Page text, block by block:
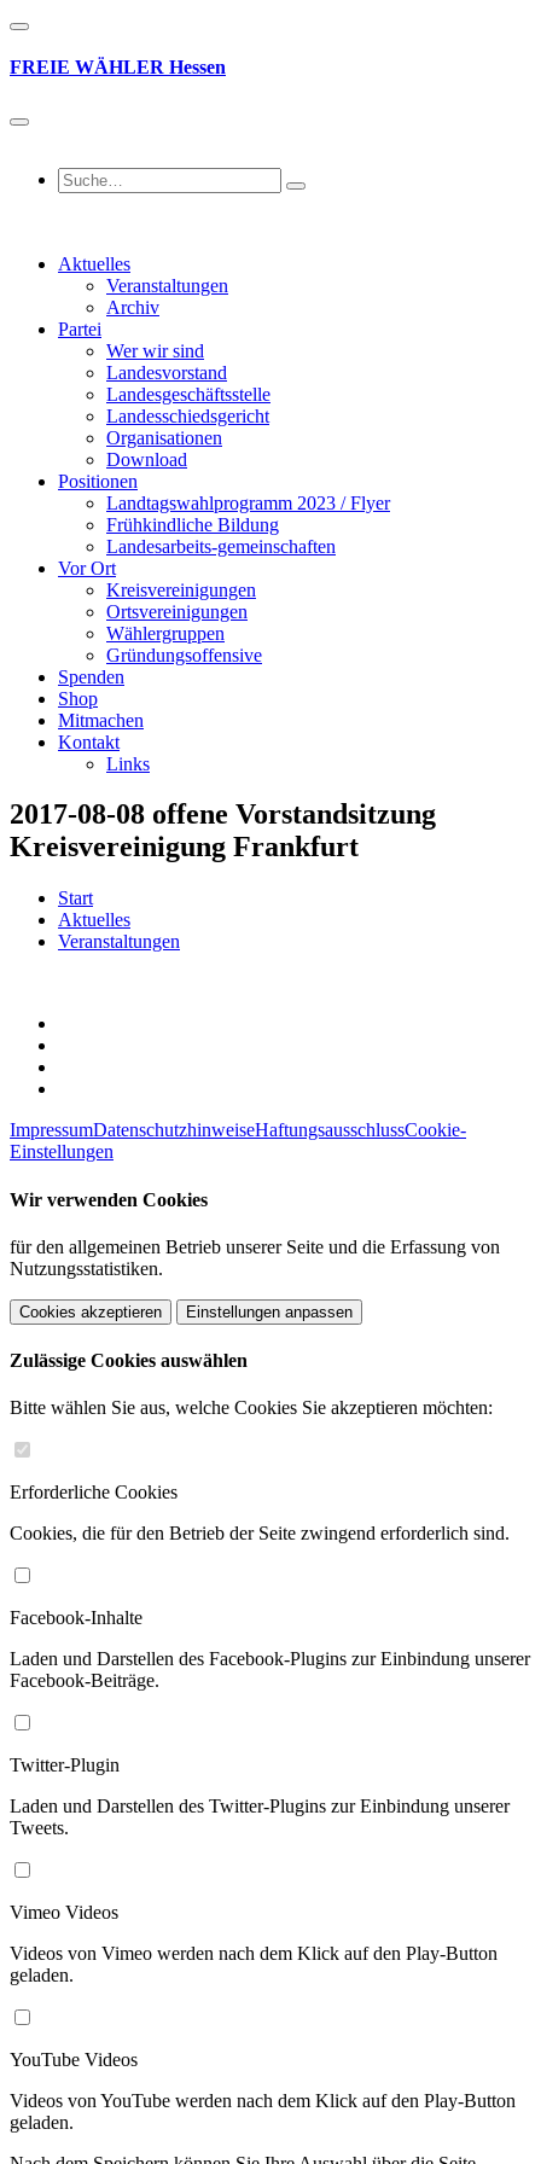
FREIE WÄHLER Hessen
Aktuelles
Veranstaltungen
Archiv
Partei
Wer wir sind
Landesvorstand
Landesgeschäftsstelle
Landesschiedsgericht
Organisationen
Download
Positionen
Landtagswahlprogramm 2023 / Flyer
Frühkindliche Bildung
Landesarbeits-gemeinschaften
Vor Ort
Kreisvereinigungen
Ortsvereinigungen
Wählergruppen
Gründungsoffensive
Spenden
Shop
Mitmachen
Kontakt
Links
2017-08-08 offene Vorstandsitzung
Kreisvereinigung Frankfurt
Start
Aktuelles
Veranstaltungen
ImpressumDatenschutzhinweiseHaftungsausschlussCookie-
Einstellungen
Wir verwenden Cookies
für den allgemeinen Betrieb unserer Seite und die Erfassung von
Nutzungsstatistiken.
Cookies akzeptieren Einstellungen anpassen
Zulässige Cookies auswählen
Bitte wählen Sie aus, welche Cookies Sie akzeptieren möchten:
Erforderliche Cookies
Cookies, die für den Betrieb der Seite zwingend erforderlich sind.
Facebook-Inhalte
Laden und Darstellen des Facebook-Plugins zur Einbindung unserer
Facebook-Beiträge.
Twitter-Plugin
Laden und Darstellen des Twitter-Plugins zur Einbindung unserer
Tweets.
Vimeo Videos
Videos von Vimeo werden nach dem Klick auf den Play-Button
geladen.
YouTube Videos
Videos von YouTube werden nach dem Klick auf den Play-Button
geladen.